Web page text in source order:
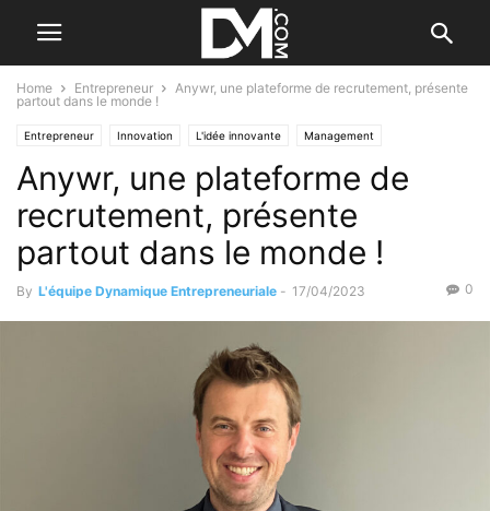
Home Entrepreneur
Anywr, une plateforme de recrutement, présente
partout dans le monde !
Entrepreneur Innovation L'idée innovante Management
Le B.A. BA des RH
Anywr, une plateforme de
recrutement, présente
partout dans le monde !
By L'équipe Dynamique Entrepreneuriale - 17/04/2023 0